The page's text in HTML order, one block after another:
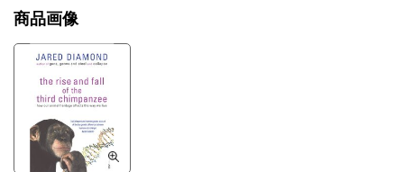
商品画像